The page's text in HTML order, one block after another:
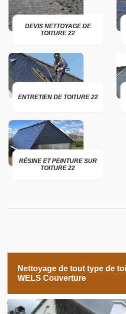
DEVIS NETTOYAGE DE
TOITURE 22
ENTRETIEN DE TOITURE 22
RÉSINE ET PEINTURE SUR
TOITURE 22
Nettoyage de tout type de
WELS Couverture